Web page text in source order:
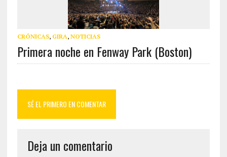
CRÓNICAS, GIRA, NOTICIAS
Primera noche en Fenway Park (Boston)
SÉ EL PRIMERO EN COMENTAR
Deja un comentario